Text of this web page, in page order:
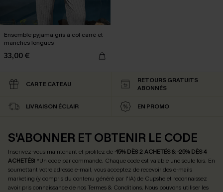
Ensemble pyjama gris à col carré et
manches longues
33,00 €
CARTE CATEAU
RETOURS GRATUITS
ABONNÉS
LIVRAISON ÉCLAIR EN PROMO
S'ABONNER ET OBTENIR LE CODE
Inscrivez-vous maintenant et profitez de -15% DÈS 2 ACHETÉS & -25% DÈS 4
ACHETÉS! *Un code par commande. Chaque code est valable une seule fois. En
soumettant votre adresse e-mail, vous acceptez de recevoir des e-mails
marketing (y compris du contenu généré par l'IA) de Cupshe et reconnaissez
avoir pris connaissance de nosTermes & Conditions. Nous pouvons utiliser les